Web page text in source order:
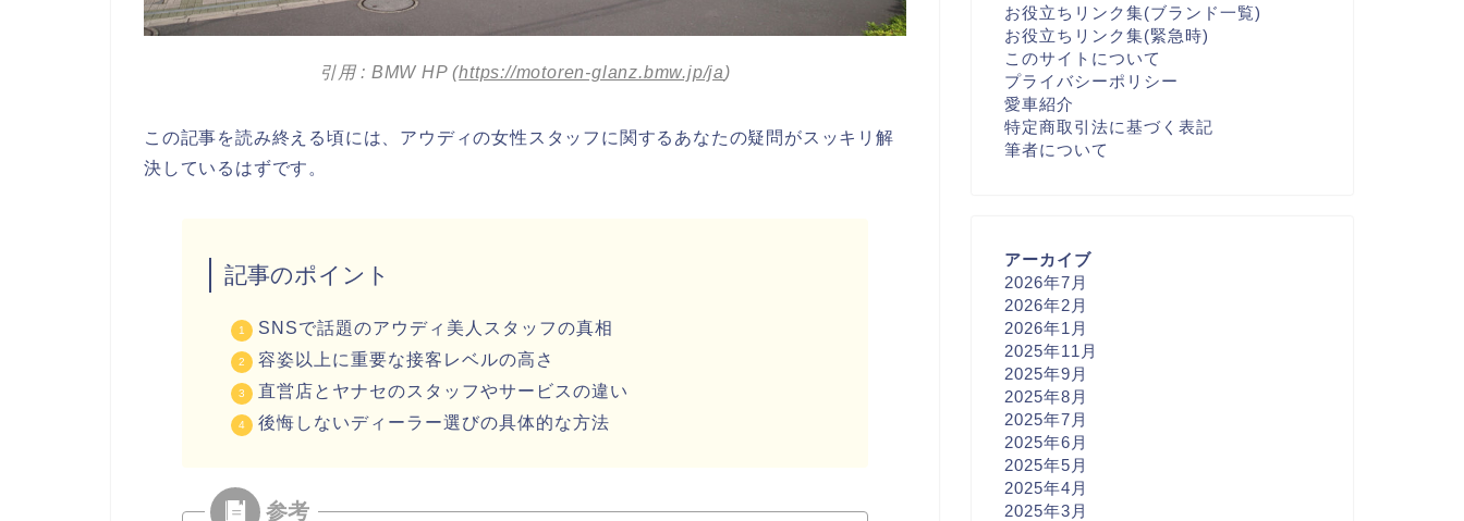
引用 : BMW HP (https://motoren-glanz.bmw.jp/ja)
この記事を読み終える頃には、アウディの女性スタッフに関するあなたの疑問がスッキリ解
決しているはずです。
記事のポイント
SNSで話題のアウディ美人スタッフの真相
容姿以上に重要な接客レベルの高さ
直営店とヤナセのスタッフやサービスの違い
後悔しないディーラー選びの具体的な方法
お役立ちリンク集(ブランド一覧)
お役立ちリンク集(緊急時)
このサイトについて
プライバシーポリシー
愛車紹介
特定商取引法に基づく表記
筆者について
アーカイブ
2026年7月
2026年2月
2026年1月
2025年11月
2025年9月
2025年8月
2025年7月
2025年6月
2025年5月
2025年4月
2025年3月